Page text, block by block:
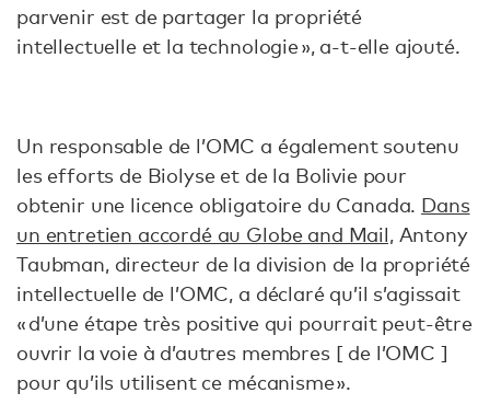
parvenir est de partager la propriété
intellectuelle et la technologie », a-t-elle ajouté.
Un responsable de l’OMC a également soutenu
les efforts de Biolyse et de la Bolivie pour
obtenir une licence obligatoire du Canada. Dans
un entretien accordé au Globe and Mail,Antony
Taubman, directeur de la division de la propriété
intellectuelle de l’OMC, a déclaré qu’il s’agissait
« d’une étape très positive qui pourrait peut-être
ouvrir la voie à d’autres membres [ de l’OMC ]
pour qu’ils utilisent ce mécanisme ».